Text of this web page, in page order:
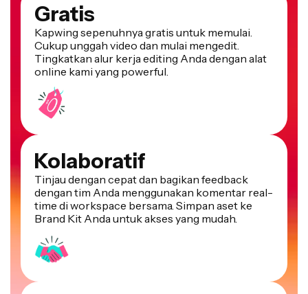
Gratis
Kapwing sepenuhnya gratis untuk memulai.
Cukup unggah video dan mulai mengedit.
Tingkatkan alur kerja editing Anda dengan alat
online kami yang powerful.
Kolaboratif
Tinjau dengan cepat dan bagikan feedback
dengan tim Anda menggunakan komentar real-
time di workspace bersama. Simpan aset ke
Brand Kit Anda untuk akses yang mudah.